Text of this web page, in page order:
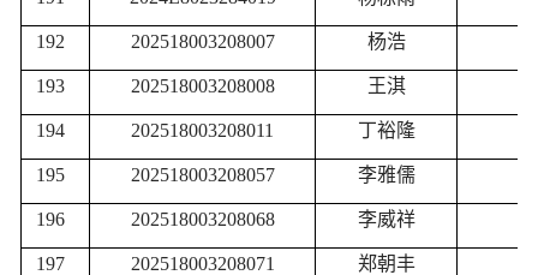
192 202518003208007 杨浩
193 202518003208008 王淇
194 202518003208011 丁裕隆
195 202518003208057 李雅儒
196 202518003208068 李威祥
197 202518003208071 郑朝丰